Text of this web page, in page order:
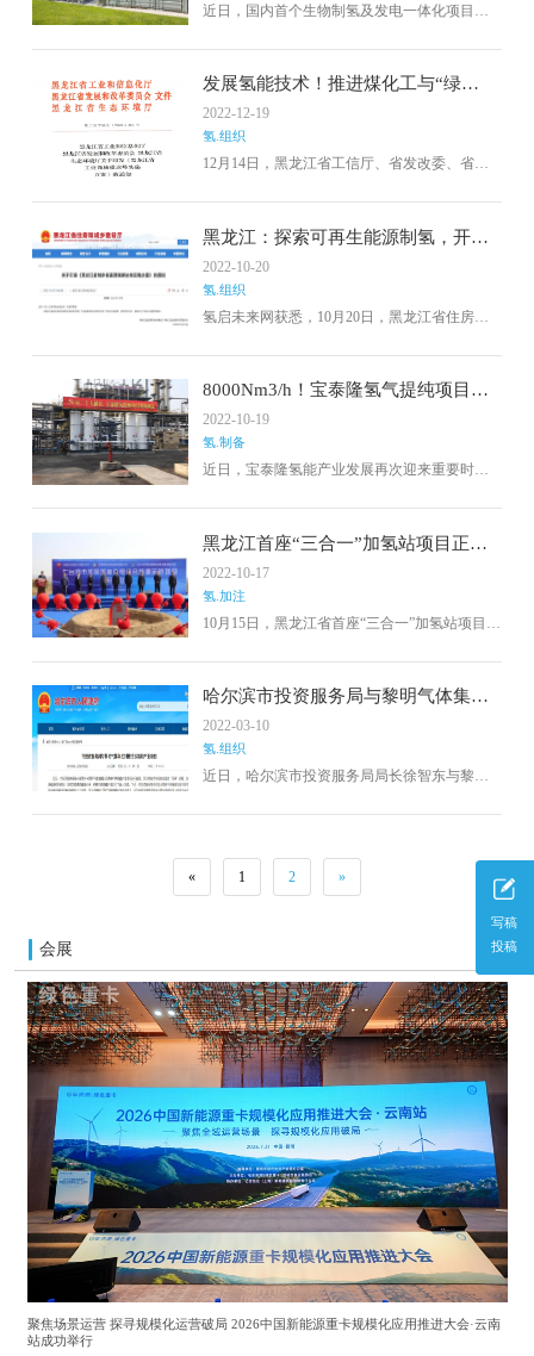
写稿
投稿
近日，国内首个生物制氢及发电一体化项目在
调，启动试运行，这是氢蓝时代智慧氢能解决
方案又一成功范例。
发展氢能技术！推进煤化工与“绿
氢”产业耦合示范！黑龙江发布工业领
域碳达峰实施方案
2022-12-19
氢.组织
12月14日，黑龙江省工信厅、省发改委、省生
碳达峰实施方案》
黑龙江：探索可再生能源制氢，开展
绿色氢能利用
2022-10-20
氢.组织
氢启未来网获悉，10月20日，黑龙江省住房和
领域碳达峰实施方案》的通知
8000Nm3/h！宝泰隆氢气提纯项目建
成调试
2022-10-19
氢.制备
近日，宝泰隆氢能产业发展再次迎来重要时
和充装装置项目圆满完成联动调试工作，意味
着该项目已顺利完成建设。
黑龙江首座“三合一”加氢站项目正式
启动！
2022-10-17
氢.加注
10月15日，黑龙江省首座“三合一”加氢站项目
隆重启动。七台河市委副书记、市长李兵，宝
泰隆新材料股权有限公司董事长焦云、总裁李
清涛，中国石油天然气股份有限公司黑龙江销
售公司执行董事、党委书记梁生光，市城市建
设投资发展有限公司总经理沙德胜等各界领
导、嘉宾出席本次启动仪式。
哈尔滨市投资服务局与黎明气体集团
对接洽谈氢能产业项目
2022-03-10
氢.组织
近日，哈尔滨市投资服务局局长徐智东与黎明
谈。双方就哈尔滨市积极响应国家“双碳”战略，
对氢能产业前瞻性布局进行了深入交流。下一
步，哈尔滨市投资服务局将积极为黎明气体集
« 1 2 »
会展 更多
聚焦场景运营 探寻规模化运营破局 2026中国新能源重卡规模化应用推进大会·云南
站成功举行